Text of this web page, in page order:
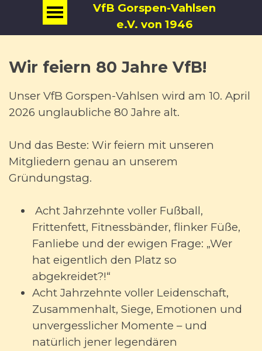
VfB Gorspen-Vahlsen
e.V. von 1946
Wir feiern 80 Jahre VfB!
Unser VfB Gorspen-Vahlsen wird am 10. April
2026 unglaubliche 80 Jahre alt.
Und das Beste: Wir feiern mit unseren
Mitgliedern genau an unserem
Gründungstag.
Acht Jahrzehnte voller Fußball,
Frittenfett, Fitnessbänder, flinker Füße,
Fanliebe und der ewigen Frage: „Wer
hat eigentlich den Platz so
abgekreidet?!“
Acht Jahrzehnte voller Leidenschaft,
Zusammenhalt, Siege, Emotionen und
unvergesslicher Momente – und
natürlich jener legendären